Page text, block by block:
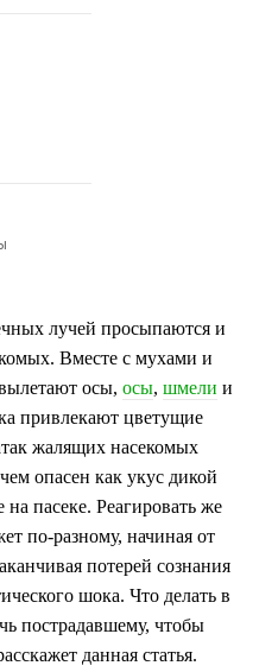
лучей просыпаются и
Вместе с мухами и
осы, осы, шмели и
привлекают цветущие
жалящих насекомых
опасен как укус дикой
пасеке. Реагировать же
по-разному, начиная от
потерей сознания
шока. Что делать в
пострадавшему, чтобы
данная статья.